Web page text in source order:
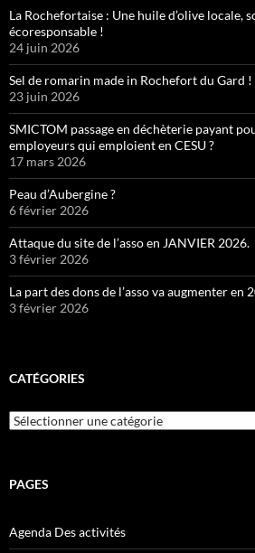
La Rochefortaise : Une huile d’olive locale,
écoresponsable !
24 juin 2026
Sel de romarin made in Rochefort du Gard !
23 juin 2026
SMICTOM passage en déchèterie payant
employeurs qui emploient en CESU ?
17 mars 2026
Peau d’Aubergine ?
6 février 2026
Attaque du site de l’asso en JANVIER 2026.
3 février 2026
La part des dons de l’asso va augmenter en
3 février 2026
CATÉGORIES
Catégories
PAGES
Agenda Des activités